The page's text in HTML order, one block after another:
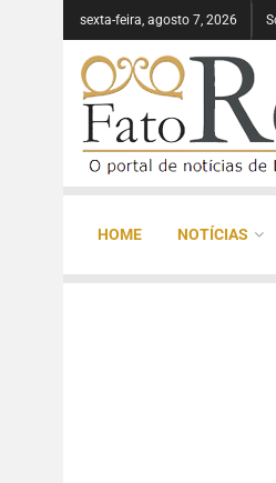
sexta-feira, agosto 7, 2026
HOME NOTÍCIAS